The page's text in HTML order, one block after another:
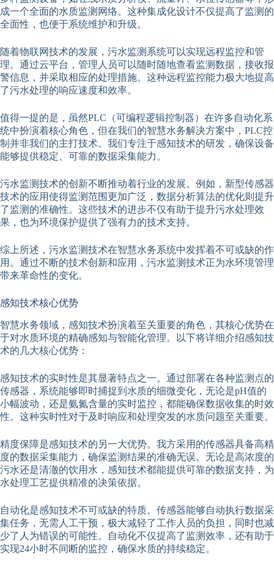
成一个全面的水质监测网络。这种集成化设计不仅提高了监测的
全面性，也便于系统维护和升级。
随着物联网技术的发展，污水监测系统可以实现远程监控和管
理。通过云平台，管理人员可以随时随地查看监测数据，接收报
警信息，并采取相应的处理措施。这种远程监控能力极大地提高
了污水处理的响应速度和效率。
值得一提的是，虽然PLC（可编程逻辑控制器）在许多自动化系
统中扮演着核心角色，但在我们的智慧水务解决方案中，PLC控
制并非我们的主打技术。我们专注于感知技术的研发，确保设备
能够提供稳定、可靠的数据采集能力。
污水监测技术的创新不断推动着行业的发展。例如，新型传感器
技术的应用使得监测范围更加广泛，数据分析算法的优化则提升
了监测的准确性。这些技术的进步不仅有助于提升污水处理效
果，也为环境保护提供了强有力的技术支持。
综上所述，污水监测技术在智慧水务系统中发挥着不可或缺的作
用。通过不断的技术创新和应用，污水监测技术正为水环境管理
带来革命性的变化。
感知技术核心优势
智慧水务领域，感知技术扮演着至关重要的角色，其核心优势在
于对水质环境的精确感知与智能化管理。以下将详细介绍感知技
术的几大核心优势：
感知技术的实时性是其显著特点之一。通过部署在各种监测点的
传感器，系统能够即时捕捉到水质的细微变化，无论是pH值的
小幅波动，还是氨氮含量的实时监控，都能确保数据收集的时效
性。这种实时性对于及时响应和处理突发的水质问题至关重要。
精度保障是感知技术的另一大优势。我方采用的传感器具备高精
度的数据采集能力，确保监测结果的准确无误。无论是高浓度的
污水还是清澈的饮用水，感知技术都能提供可靠的数据支持，为
水处理工艺提供精准的决策依据。
自动化是感知技术不可或缺的特质。传感器能够自动执行数据采
集任务，无需人工干预，极大减轻了工作人员的负担，同时也减
少了人为错误的可能性。自动化不仅提高了监测效率，还有助于
实现24小时不间断的监控，确保水质的持续稳定。